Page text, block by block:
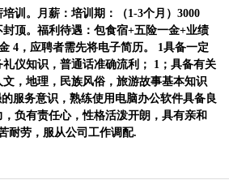
训。
月薪：培训期：（1-3个月）3000
封顶。福利待遇：包食宿+五险一金+业绩
4，应聘者需先将电子简历。
1具备一定
礼仪知识，普通话准确流利； 1；具备有关
，地理，民族风俗，旅游故事基本知识
服务意识，熟练使用电脑办公软件具备良
负有责任心，性格活泼开朗，具有亲和
耐劳，服从公司工作调配.